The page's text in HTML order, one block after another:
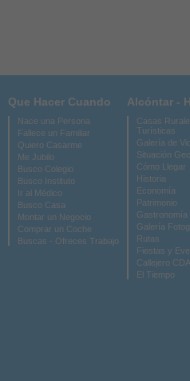
Que Hacer Cuando
Nace una Persona
Fallece un Familiar
Quiero Casarme
Me Jubilo
Busco Colegio
Busco Instituto
Ir al Médico
Busco Casa
Montar un Negocio
Comprar un Coche
Buscas - Ofreces Trabajo
Alcóntar -
Casas
Turísticas
Galería de
Situación
Cómo Llegar
Historia
Economía
Patrimonio
Gastronomía
Galería
Rutas
Fiestas y
Callejero
El Tiempo